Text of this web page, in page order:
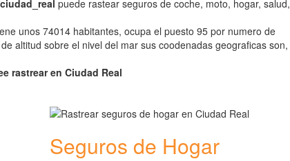
puede rastear seguros de coche, moto, hogar, salud,
unos 74014 habitantes, ocupa el puesto 95 por numero de
altitud sobre el nivel del mar sus coodenadas geograficas son,
rastrear en Ciudad Real
Seguros de Hogar